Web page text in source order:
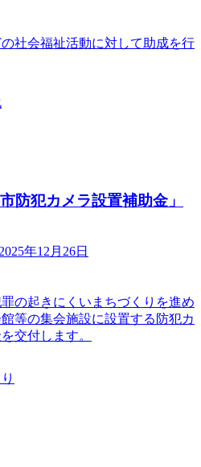
社会福祉活動に対して助成を行
防犯カメラ設置補助金」
年12月26日
の起きにくいまちづくりを進め
等の集会施設に設置する防犯カ
交付します。